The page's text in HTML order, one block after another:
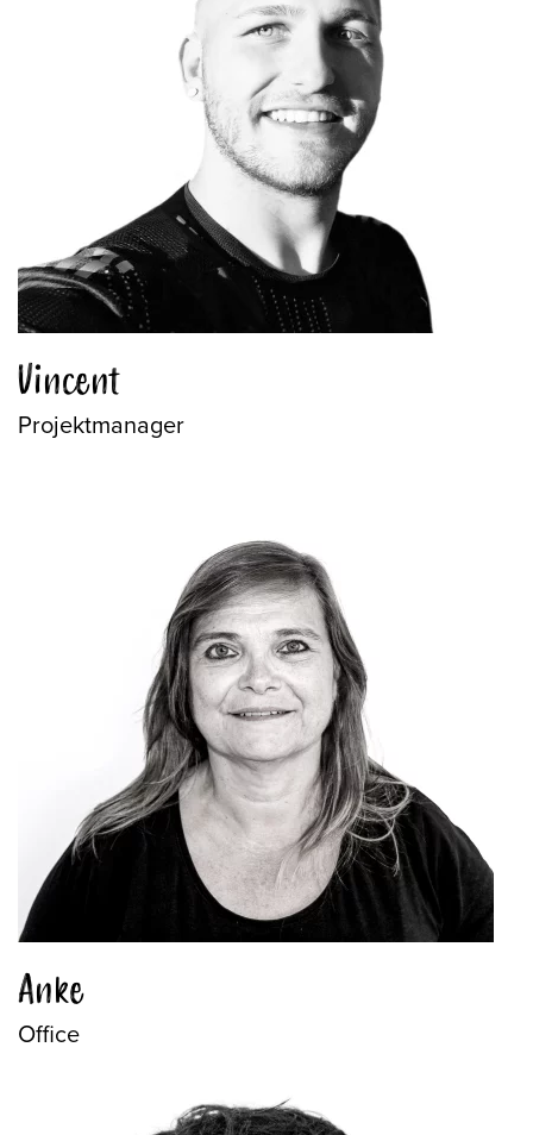
Vincent
Projektmanager
Anke
Office